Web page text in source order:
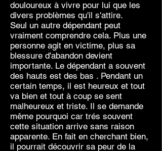
douloureux à vivre pour lui que les
divers problèmes qu'il s'attire.
Seul un autre dépendant peut
vraiment comprendre cela. Plus une
personne agit en victime, plus sa
blessure d'abandon devient
importante. Le dépendant a souvent
des hauts est des bas . Pendant un
certain temps, il est heureux et tout
va bien et tout à coup se sent
malheureux et triste. Il se demande
même pourquoi car trés souvent
cette situation arrive sans raison
apparente. En fait en cherchant bien,
il pourrait découvrir sa peur de la